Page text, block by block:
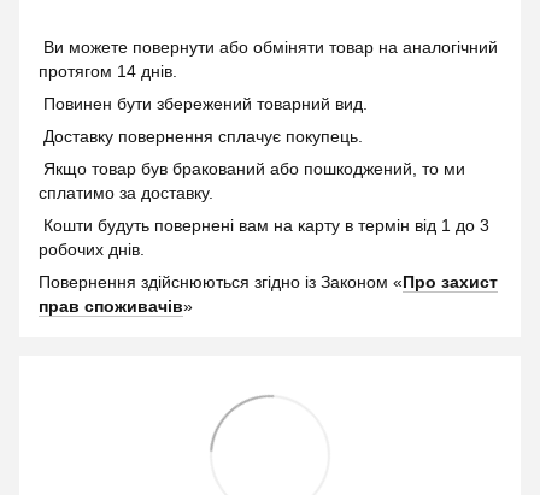
Ви можете повернути або обміняти товар на аналогічний
протягом 14 днів.
Повинен бути збережений товарний вид.
Доставку повернення сплачує покупець.
Якщо товар був бракований або пошкоджений, то ми
сплатимо за доставку.
Кошти будуть повернені вам на карту в термін від 1 до 3
робочих днів.
Повернення здійснюються згідно із Законом «Про захист
прав споживачів»